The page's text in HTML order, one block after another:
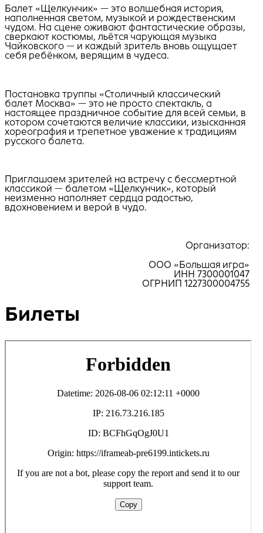
Балет «Щелкунчик» — это волшебная история,
наполненная светом, музыкой и рождественским
чудом. На сцене оживают фантастические образы,
сверкают костюмы, льётся чарующая музыка
Чайковского — и каждый зритель вновь ощущает
себя ребёнком, верящим в чудеса.
Постановка труппы «Столичный классический
балет Москва» — это не просто спектакль, а
настоящее праздничное событие для всей семьи, в
котором сочетаются величие классики, изысканная
хореография и трепетное уважение к традициям
русского балета.
Приглашаем зрителей на встречу с бессмертной
классикой — балетом «Щелкунчик», который
неизменно наполняет сердца радостью,
вдохновением и верой в чудо.
Организатор:
ООО «Большая игра»
ИНН 7300001047
ОГРНИП 1227300004755
Билеты